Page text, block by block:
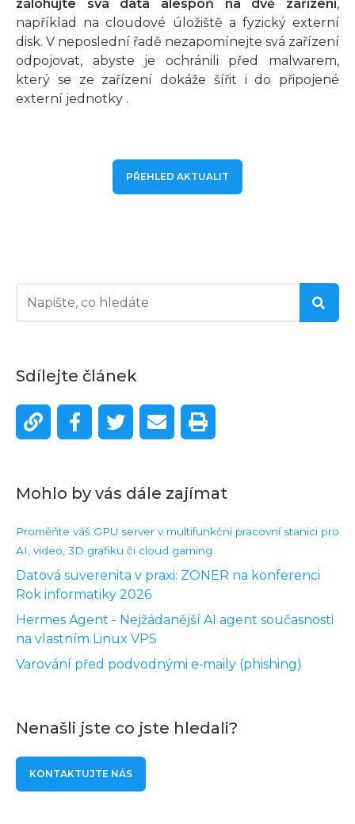
Sdílejte článek
Mohlo by vás dále zajímat
Proměňte váš GPU server v multifunkční pracovní stanici pro
AI, video, 3D grafiku či cloud gaming
Datová suverenita v praxi: ZONER na konferenci
Rok informatiky 2026
Hermes Agent - Nejžádanější AI agent současnosti
na vlastním Linux VPS
Varování před podvodnými e‑maily (phishing)
Nenašli jste co jste hledali?
KONTAKTUJTE NÁS
zálohujte svá data alespoň na dvě zařízení,
například na cloudové úložiště a fyzický externí
disk. V neposlední řadě nezapomínejte svá zařízení
odpojovat, abyste je ochránili před malwarem,
který se ze zařízení dokáže šířit i do připojené
externí jednotky .
PŘEHLED AKTUALIT